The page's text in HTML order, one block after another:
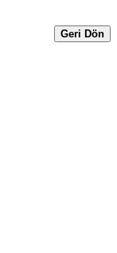
Geri Dön